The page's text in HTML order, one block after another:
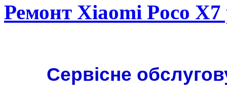
Ремонт Xiaomi Poco X7
Сервісне